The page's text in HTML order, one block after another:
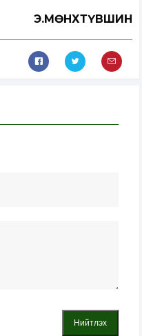
Э.МӨНХТҮВШИН
Нийтлэх